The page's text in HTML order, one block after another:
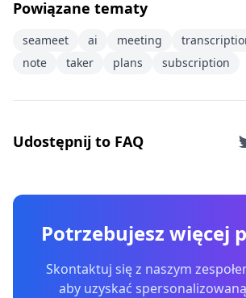
Powiązane tematy
seameet ai meeting
note
taker plans subscription
Udostępnij to FAQ
Potrzebujesz więcej
Skontaktuj się z naszym
aby uzyskać